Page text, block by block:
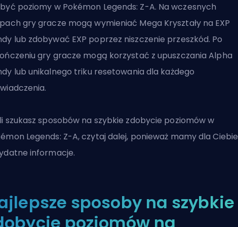
poziomy w Pokémon Legends: Z-A. Na wczesnych
gry gracze mogą wymieniać Mega Kryształy na EXP
lub zdobywać EXP poprzez niszczenie przeszkód. Po
gry gracze mogą korzystać z upuszczania Alpha
lub unikalnego triku resetowania dla każdego
szukasz sposobów na szybkie zdobycie poziomów w
Legends: Z-A, czytaj dalej, ponieważ mamy dla Ciebie
informacje.
sposoby na szybkie